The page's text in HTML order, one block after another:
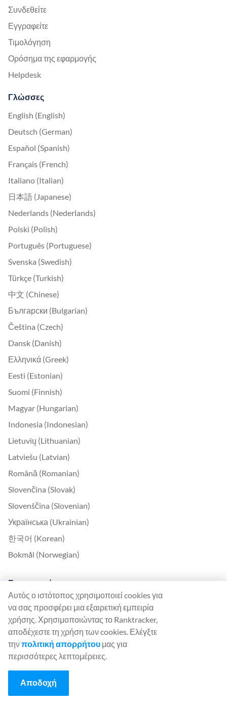
Συνδεθείτε
Εγγραφείτε
Τιμολόγηση
Ορόσημα της εφαρμογής
Helpdesk
Γλώσσες
English (English)
Deutsch (German)
Español (Spanish)
Français (French)
Italiano (Italian)
日本語 (Japanese)
Nederlands (Nederlands)
Polski (Polish)
Português (Portuguese)
Svenska (Swedish)
Türkçe (Turkish)
中文 (Chinese)
Български (Bulgarian)
Čeština (Czech)
Dansk (Danish)
Ελληνικά (Greek)
Eesti (Estonian)
Suomi (Finnish)
Magyar (Hungarian)
Indonesia (Indonesian)
Lietuvių (Lithuanian)
Latviešu (Latvian)
Română (Romanian)
Slovenčina (Slovak)
Slovenščina (Slovenian)
Українська (Ukrainian)
한국어 (Korean)
Bokmål (Norwegian)
Επικοινωνία
Επικοινωνήστε μαζί μας
Σχετικά με εμάς
United Kingdom Office
Ranktracker Ltd
144A Clerkenwell Rd
London, EC1R 5DF
Company No: 08820809
Αυτός ο ιστότοπος χρησιμοποιεί cookies για
να σας προσφέρει μια εξαιρετική εμπειρία
χρήσης. Χρησιμοποιώντας το Ranktracker,
αποδέχεστε τη χρήση των cookies. Ελέγξτε
τηνπολιτική απορρήτου μας για
περισσότερες λεπτομέρειες.
Αποδοχή